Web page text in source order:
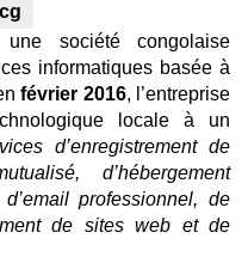
société congolaise
informatiques basée à
février 2016, l’entreprise
locale à un
d’enregistrement de
d’hébergement
professionnel, de
de sites web et de